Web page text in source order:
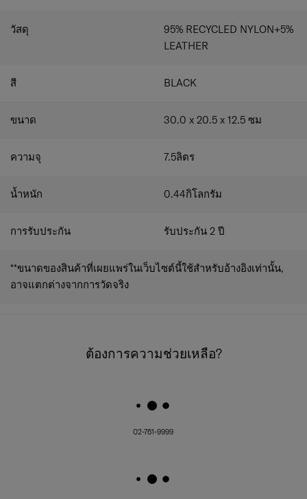
วัสดุ
95% RECYCLED NYLON+5%
LEATHER
สี BLACK
ขนาด 30.0 x 20.5 x 12.5 ซม
ความจุ 7.5ลิตร
น้ำหนัก 0.44กิโลกรัม
การรับประกัน รับประกัน 2 ปี
**ขนาดของสินค้าที่เผยแพร่ในเว็บไซต์นี้ใช้สำหรับอ้างอิงเท่านั้น,
อาจแตกต่างจากการวัดจริง
ต้องการความช่วยเหลือ?
02-761-9999